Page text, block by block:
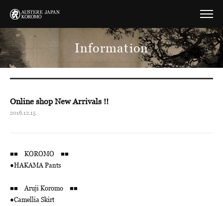
Information
Online shop New Arrivals !!
2016.12.15
■■ KOROMO ■■
●HAKAMA Pants
■■ Aruji Koromo ■■
●Camellia Skirt